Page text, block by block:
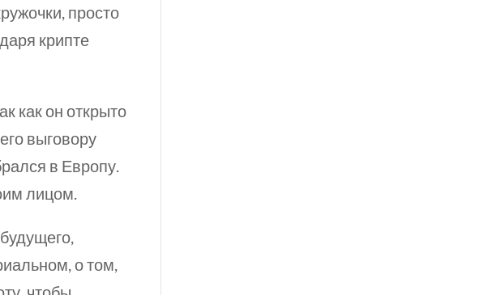
просто
крипте
как он открыто
выговору
в Европу.
лицом.
о том,